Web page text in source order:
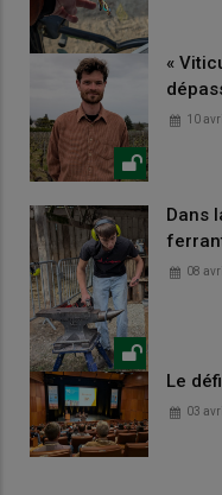
«
10
Dans
08
Le
03